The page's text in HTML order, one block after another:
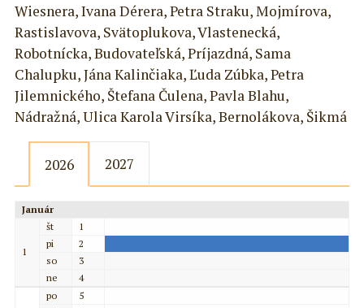
Wiesnera, Ivana Dérera, Petra Straku, Mojmírova,
Rastislavova, Svätoplukova, Vlastenecká,
Robotnícka, Budovateľská, Príjazdná, Sama
Chalupku, Jána Kalinčiaka, Ľuda Zúbka, Petra
Jilemnického, Štefana Čulena, Pavla Blahu,
Nádražná, Ulica Karola Virsíka, Bernolákova, Šikmá
2026 2027
Január
1
št
1
pi
2
so
3
ne
4
po
5